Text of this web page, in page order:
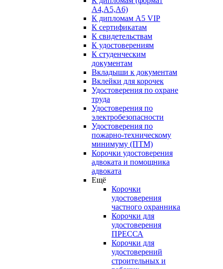
А4,А5,А6)
К дипломам А5 VIP
К сертификатам
К свидетельствам
К удостоверениям
К студенческим
документам
Вкладыши к документам
Вклейки для корочек
Удостоверения по охране
труда
Удостоверения по
электробезопасности
Удостоверения по
пожарно-техническому
минимуму (ПТМ)
Корочки удостоверения
адвоката и помощника
адвоката
Ещё
Корочки
удостоверения
частного охранника
Корочки для
удостоверения
ПРЕССА
Корочки для
удостоверений
строительных и